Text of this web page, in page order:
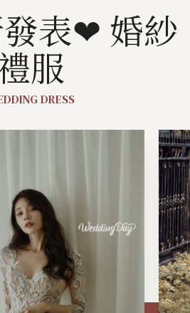
表❤︎ 婚紗
服
DRESS